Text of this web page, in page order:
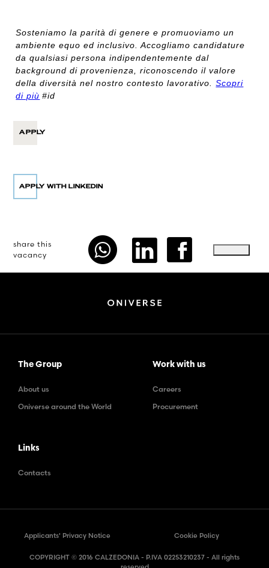
Sosteniamo la parità di genere e promuoviamo un
ambiente equo ed inclusivo. Accogliamo candidature
da qualsiasi persona indipendentemente dal
background di provenienza, riconoscendo il valore
della diversità nel nostro contesto lavorativo.Scopri
di più #id
APPLY
share this
vacancy
The Group
About us
Oniverse around the World
Work with us
Careers
Procurement
Links
Contacts
Applicants' Privacy Notice Cookie Policy
COPYRIGHT © 2016 CALZEDONIA - P.IVA 02253210237 - All rights